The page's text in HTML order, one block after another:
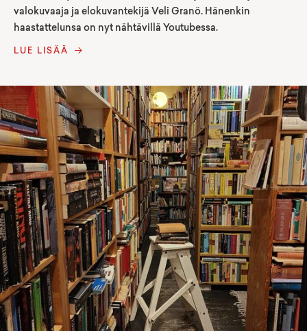
valokuvaaja ja elokuvantekijä Veli Granö. Hänenkin
haastattelunsa on nyt nähtävillä Youtubessa.
LUE LISÄÄ